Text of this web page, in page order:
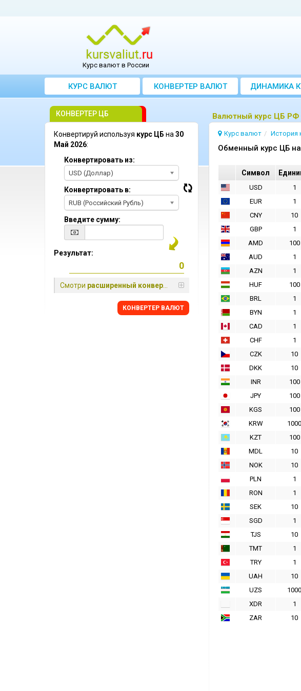
Курс валют в России
КУРС ВАЛЮТ КОНВЕРТЕР ВАЛЮТ ДИНАМИКА
Bалютный курс ЦБ РФ
Курс валют История
Oбменный курс ЦБ
Cимвол
USD 1
EUR
1
CNY
10
GBP
1
AMD
100
AUD
1
AZN
1
HUF
100
BRL
1
BYN
1
CAD
1
CHF
1
CZK
10
DKK
10
INR
100
JPY
100
KGS
100
KRW
1000
KZT
100
MDL
10
NOK
10
PLN
1
RON
1
SEK
10
SGD
1
TJS
10
TMT
1
TRY
1
UAH
10
UZS
1000
XDR
1
ZAR
10
КОНВЕРТЕР ЦБ
Конвертируй используя курс ЦБ на 30
Май 2026:
Конвертировать из:
USD (Доллар)
Конвертировать в:
RUB (Российский Рубль)
Введите сумму:
Результат:
Смотри расширенный конвертер
КОНВЕРТЕР ВАЛЮТ